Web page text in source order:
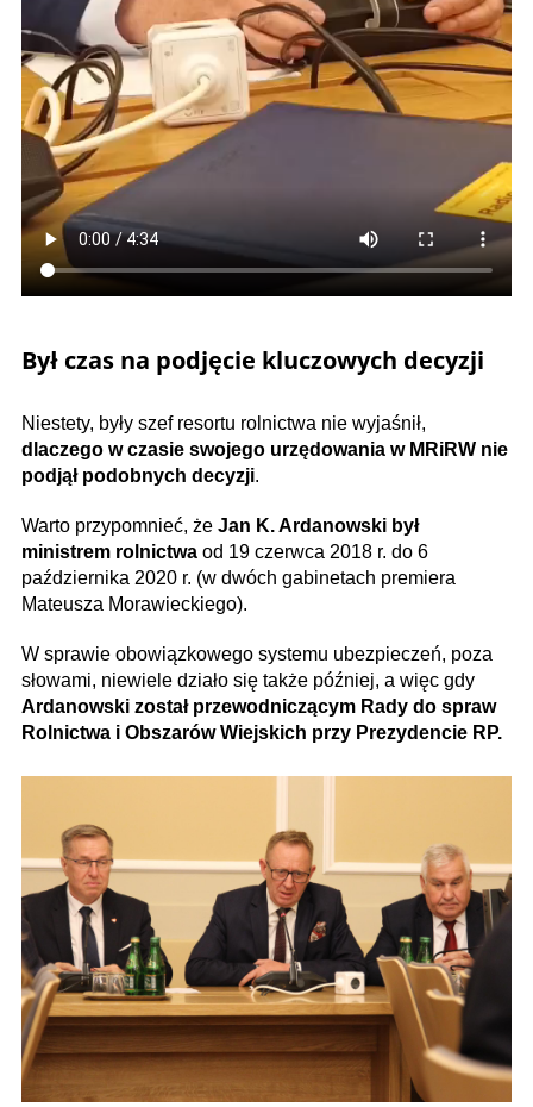
Był czas na podjęcie kluczowych decyzji
Niestety, były szef resortu rolnictwa nie wyjaśnił,
dlaczego w czasie swojego urzędowania w MRiRW nie
podjął podobnych decyzji.
Warto przypomnieć, że Jan K. Ardanowski był
ministrem rolnictwa od 19 czerwca 2018 r. do 6
października 2020 r. (w dwóch gabinetach premiera
Mateusza Morawieckiego).
W sprawie obowiązkowego systemu ubezpieczeń, poza
słowami, niewiele działo się także później, a więc gdy
Ardanowski został przewodniczącym Rady do spraw
Rolnictwa i Obszarów Wiejskich przy Prezydencie RP.